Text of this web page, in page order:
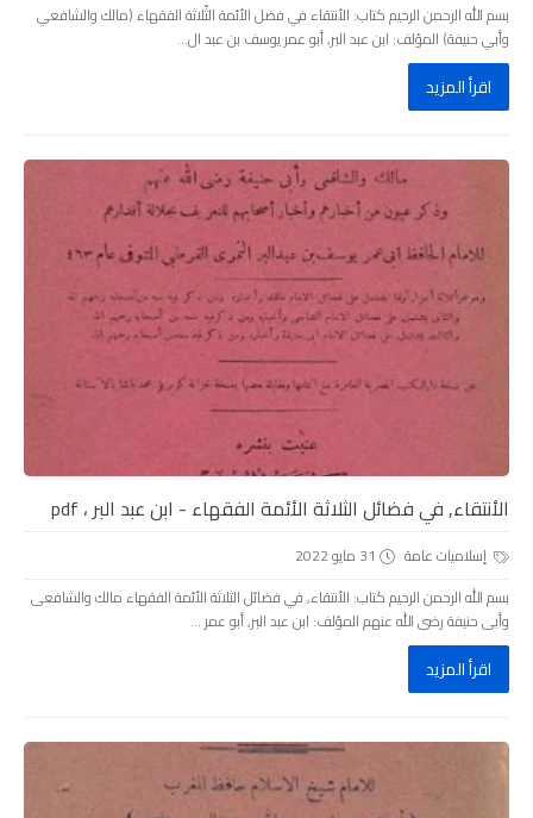
بسم الله الرحمن الرحيم كتاب: الأنتقاء في فضل الأئمة الثّلاثة الفقهاء (مالك والشافعي
وأبي حنيفة) المؤلف: ابن عبد البر, أبو عمر يوسف بن عبد ال...
اقرأ المزيد
الأنتقاء, في فضائل الثلاثة الأئمة الفقهاء - ابن عبد البر ، pdf
إسلاميات عامة
31 مايو 2022
بسم الله الرحمن الرحيم كتاب: الأنتقاء, في فضائل الثلاثة الأئمة الفقهاء مالك والشافعى
وأبى حنيفة رضى الله عنهم المؤلف: ابن عبد البر, أبو عمر ...
اقرأ المزيد